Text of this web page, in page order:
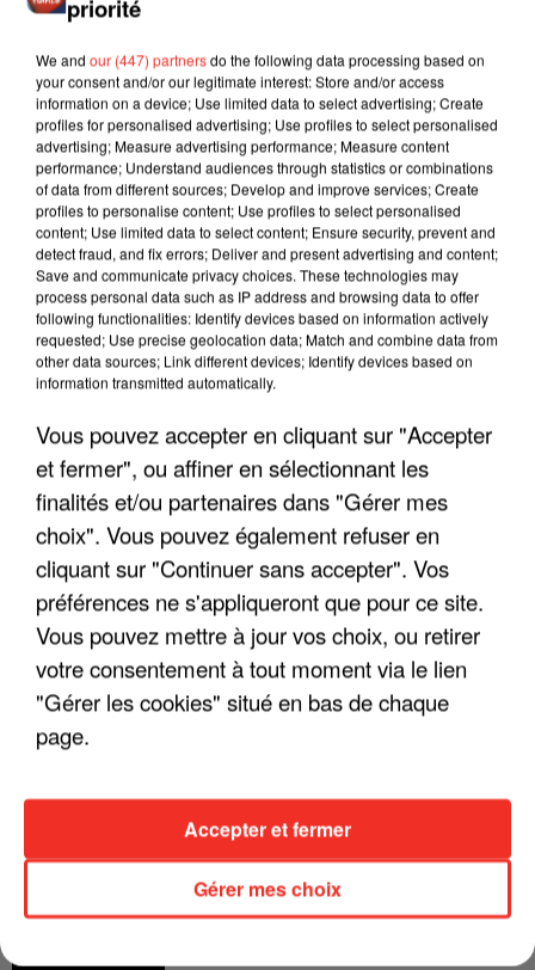
LES INTERVIEWS CHANTE
FRANCE
Voir plus
"JE SUIS À DISPOSITION DES
ENFOIRÉS"
"ON A TOUS LE TRAC"
"ON N'EST PAS DES PARENTS
PARFAITS"
priorité
We and our (447) partnersdo the following data processing based on
your consent and/or our legitimate interest: Store and/or access
information on a device; Use limited data to select advertising; Create
profiles for personalised advertising; Use profiles to select personalised
advertising; Measure advertising performance; Measure content
performance; Understand audiences through statistics or combinations
of data from different sources; Develop and improve services; Create
profiles to personalise content; Use profiles to select personalised
content; Use limited data to select content; Ensure security, prevent and
detect fraud, and fix errors; Deliver and present advertising and content;
Save and communicate privacy choices. These technologies may
process personal data such as IP address and browsing data to offer
following functionalities: Identify devices based on information actively
requested; Use precise geolocation data; Match and combine data from
other data sources; Link different devices; Identify devices based on
information transmitted automatically.
Vous pouvez accepter en cliquant sur "Accepter
et fermer", ou affiner en sélectionnant les
finalités et/ou partenaires dans "Gérer mes
choix". Vous pouvez également refuser en
cliquant sur "Continuer sans accepter". Vos
préférences ne s'appliqueront que pour ce site.
Vous pouvez mettre à jour vos choix, ou retirer
votre consentement à tout moment via le lien
"Gérer les cookies" situé en bas de chaque
page.
Gérer mes choix
Accepter et fermer